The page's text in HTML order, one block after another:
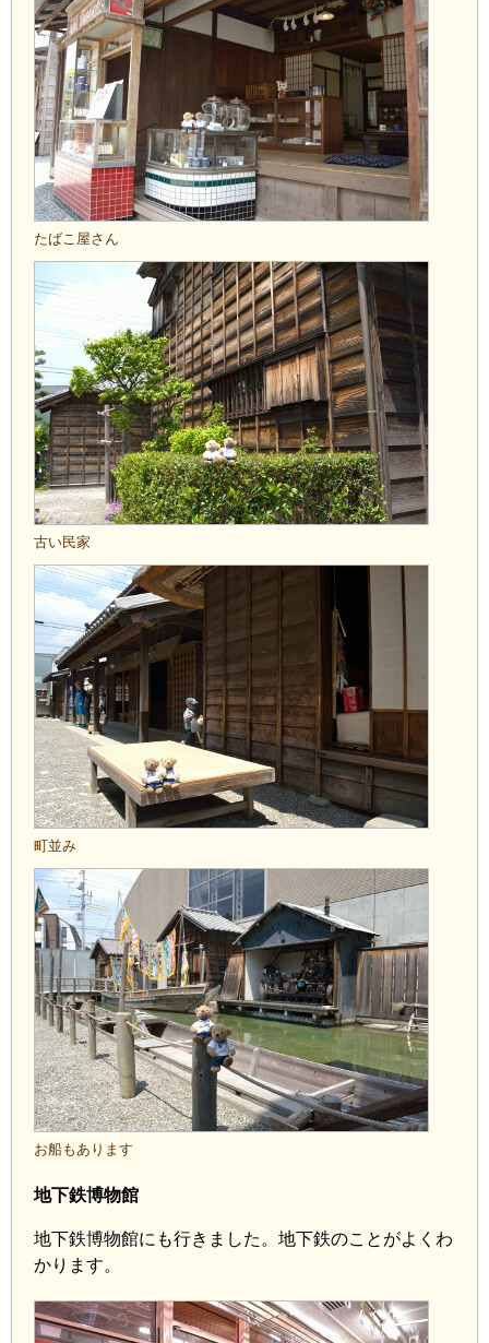
たばこ屋さん
古い民家
町並み
お船もあります
地下鉄博物館
地下鉄博物館にも行きました。地下鉄のことがよくわ
かります。